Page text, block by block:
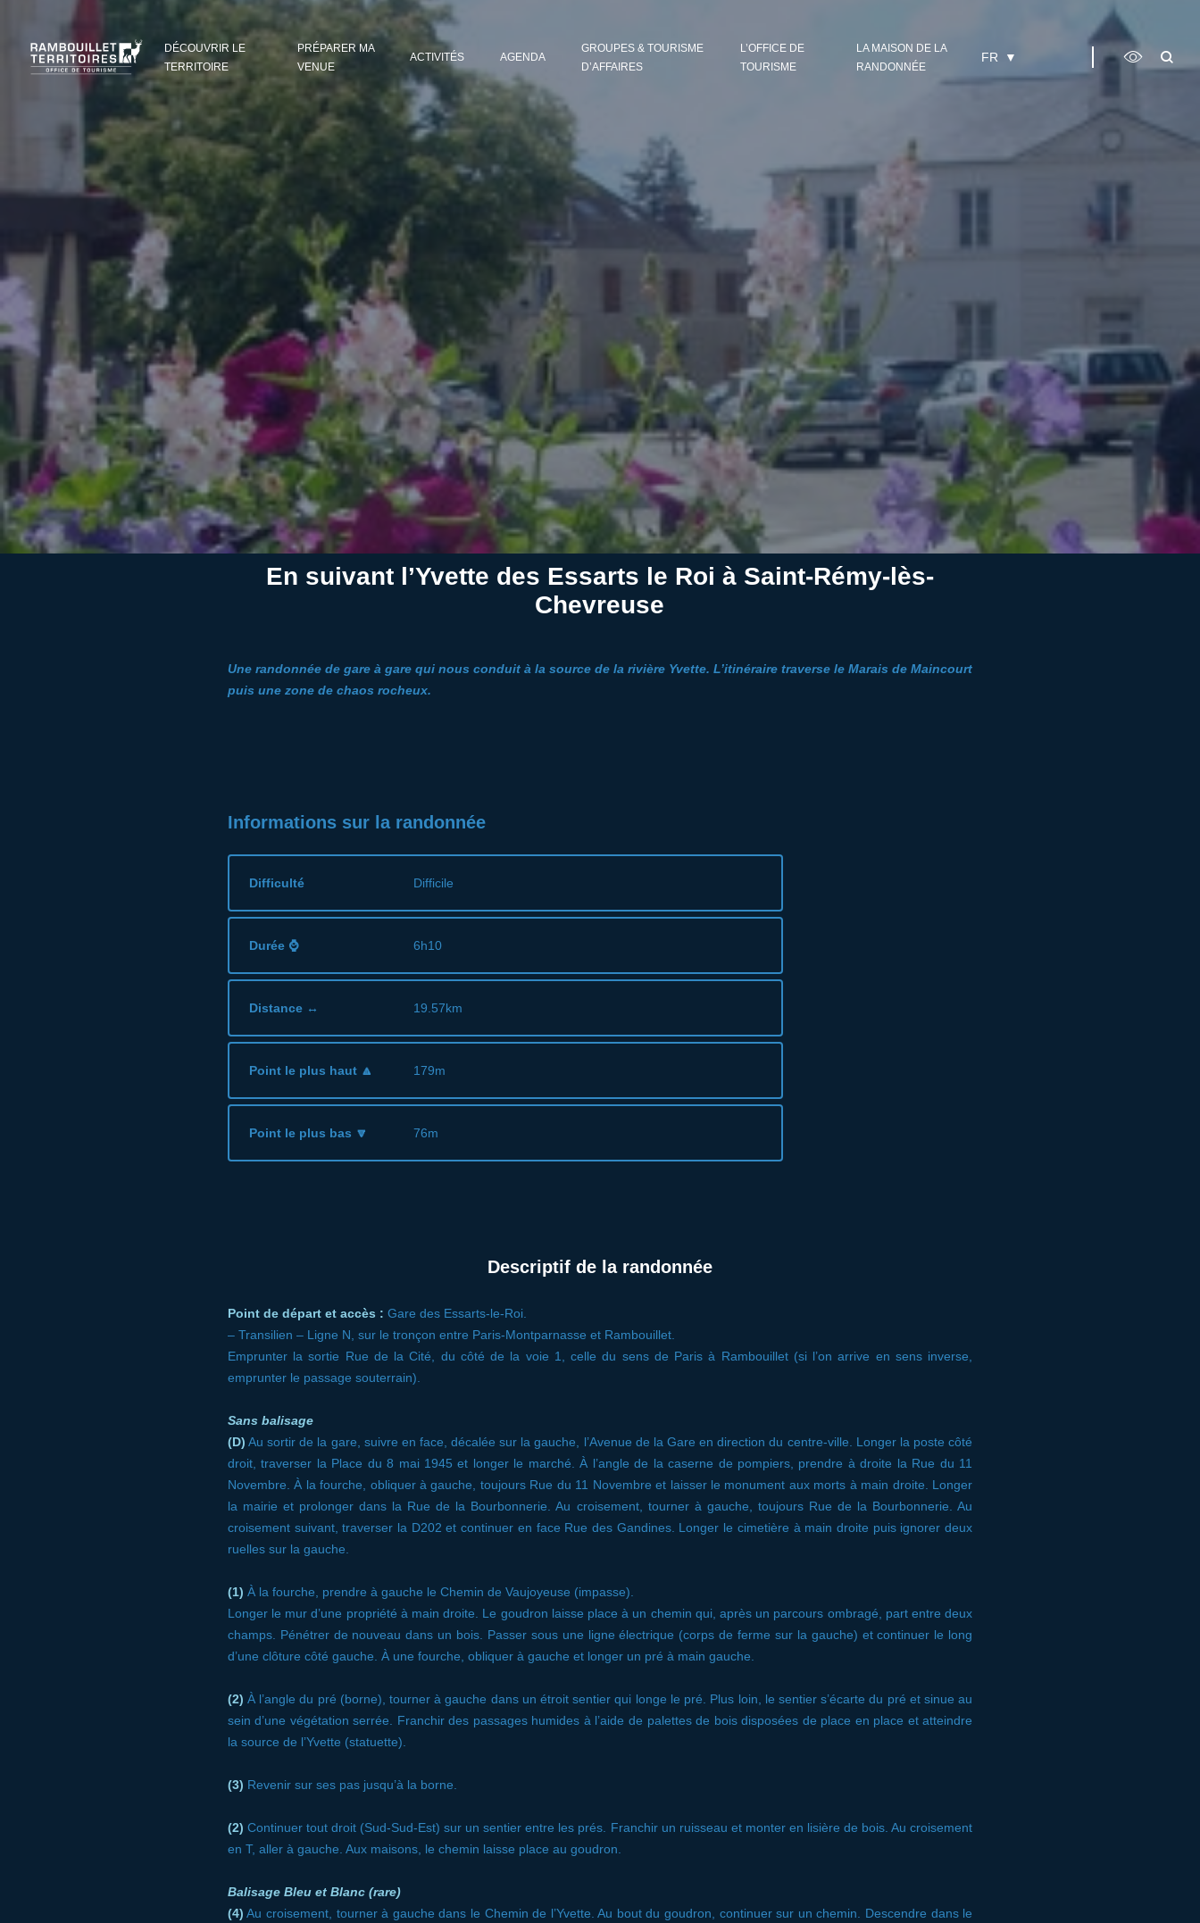
DÉCOUVRIR LE
TERRITOIRE
PRÉPARER MA
VENUE
ACTIVITÉS AGENDA
GROUPES & TOURISME
D’AFFAIRES
L’OFFICE DE
TOURISME
LA MAISON DE LA
RANDONNÉE
FR
En suivant l’Yvette des Essarts le Roi à Saint-Rémy-lès-
Chevreuse
Une randonnée de gare à gare qui nous conduit à la source de la rivière Yvette. L’itinéraire traverse le Marais de Maincourt
puis une zone de chaos rocheux.
Informations sur la randonnée
Difficulté Difficile
Durée ⌚ 6h10
Distance ↔ 19.57km
Point le plus haut 🔼 179m
Point le plus bas 🔽 76m
Descriptif de la randonnée
Point de départ et accès : Gare des Essarts-le-Roi.
– Transilien – Ligne N, sur le tronçon entre Paris-Montparnasse et Rambouillet.
Emprunter la sortie Rue de la Cité, du côté de la voie 1, celle du sens de Paris à Rambouillet (si l’on arrive en sens inverse,
emprunter le passage souterrain).
Sans balisage
(D) Au sortir de la gare, suivre en face, décalée sur la gauche, l’Avenue de la Gare en direction du centre-ville. Longer la poste côté
droit, traverser la Place du 8 mai 1945 et longer le marché. À l’angle de la caserne de pompiers, prendre à droite la Rue du 11
Novembre. À la fourche, obliquer à gauche, toujours Rue du 11 Novembre et laisser le monument aux morts à main droite. Longer
la mairie et prolonger dans la Rue de la Bourbonnerie. Au croisement, tourner à gauche, toujours Rue de la Bourbonnerie. Au
croisement suivant, traverser la D202 et continuer en face Rue des Gandines. Longer le cimetière à main droite puis ignorer deux
ruelles sur la gauche.
(1) À la fourche, prendre à gauche le Chemin de Vaujoyeuse (impasse).
Longer le mur d’une propriété à main droite. Le goudron laisse place à un chemin qui, après un parcours ombragé, part entre deux
champs. Pénétrer de nouveau dans un bois. Passer sous une ligne électrique (corps de ferme sur la gauche) et continuer le long
d’une clôture côté gauche. À une fourche, obliquer à gauche et longer un pré à main gauche.
(2) À l’angle du pré (borne), tourner à gauche dans un étroit sentier qui longe le pré. Plus loin, le sentier s’écarte du pré et sinue au
sein d’une végétation serrée. Franchir des passages humides à l’aide de palettes de bois disposées de place en place et atteindre
la source de l’Yvette (statuette).
(3) Revenir sur ses pas jusqu’à la borne.
(2) Continuer tout droit (Sud-Sud-Est) sur un sentier entre les prés. Franchir un ruisseau et monter en lisière de bois. Au croisement
en T, aller à gauche. Aux maisons, le chemin laisse place au goudron.
Balisage Bleu et Blanc (rare)
(4) Au croisement, tourner à gauche dans le Chemin de l’Yvette. Au bout du goudron, continuer sur un chemin. Descendre dans le